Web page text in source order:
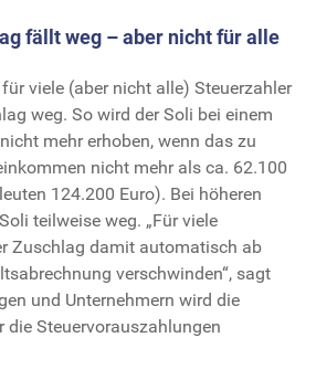
fällt weg – aber nicht für alle
viele (aber nicht alle) Steuerzahler
weg. So wird der Soli bei einem
mehr erhoben, wenn das zu
nicht mehr als ca. 62.100
124.200 Euro). Bei höheren
teilweise weg. „Für viele
Zuschlag damit automatisch ab
verschwinden“, sagt
und Unternehmern wird die
Steuervorauszahlungen